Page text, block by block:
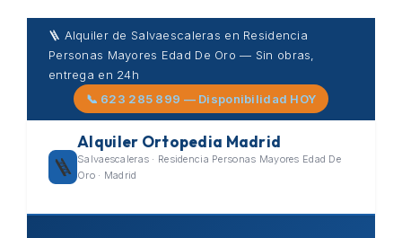
Skip
content
🪜 Alquiler de Salvaescaleras en Residencia
Personas Mayores Edad De Oro — Sin obras,
entrega en 24h
📞 623 285 899 — Disponibilidad HOY
🪜
Alquiler Ortopedia Madrid
Salvaescaleras · Residencia Personas Mayores Edad De
Oro · Madrid